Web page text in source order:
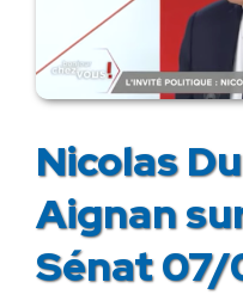
Nicolas
Aignan
Sénat